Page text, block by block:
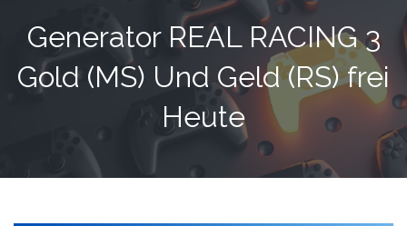
Generator REAL RACING 3
Gold (MS) Und Geld (RS) frei
Heute